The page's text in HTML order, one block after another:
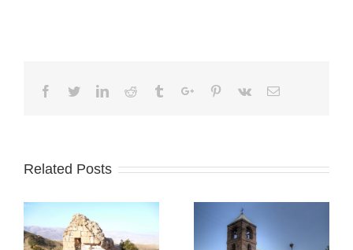
Facebook
TwitterLinkedinReddit TumblrGoogle+Pinterest
Vk Email
Related Posts